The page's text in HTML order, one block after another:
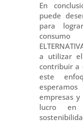
En
puede
para
consumo
a utilizar
contribuir a
este
empresas y
lucro en